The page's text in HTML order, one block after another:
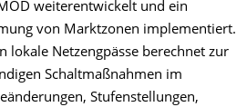
weiterentwickelt und ein
von Marktzonen implementiert.
lokale Netzengpässe berechnet zur
Schaltmaßnahmen im
Stufenstellungen,